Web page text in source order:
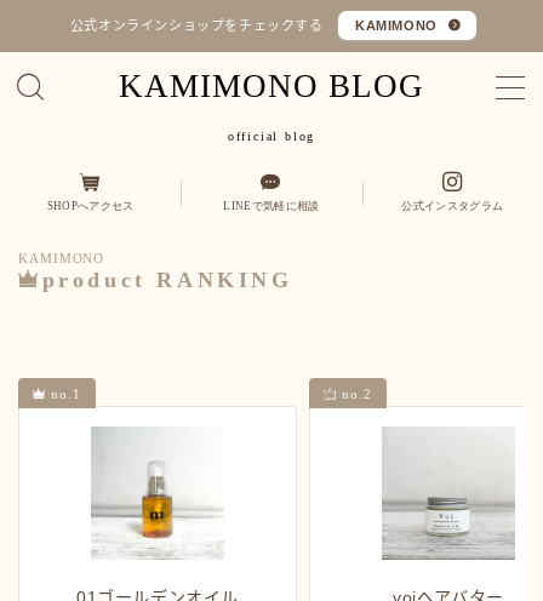
公式オンラインショップをチェックする KAMIMONO
KAMIMONO BLOG
official blog
MENU
Q&A
カミモノ紹介
シャンプー
SHOPへアクセス LINEで気軽に相談 公式インスタグラム
KAMIMONO
product RANKING
no.1
01ゴールデンオイル
no.2
voiヘアバター